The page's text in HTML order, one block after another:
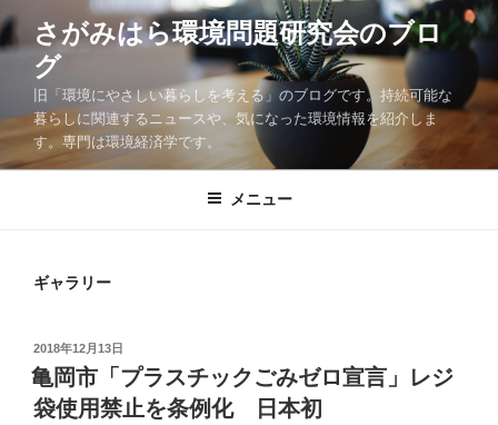
コ
ン
ツ
ス
さがみはら環境問題研究会のブロ
グ
旧「環境にやさしい暮らしを考える」のブログです。持続可能な
暮らしに関連するニュースや、気になった環境情報を紹介しま
す。専門は環境経済学です。
メニュー
ギャラリー
投
稿
日:
2018年12月13日
亀岡市「プラスチックごみゼロ宣言」レジ
袋使用禁止を条例化 日本初